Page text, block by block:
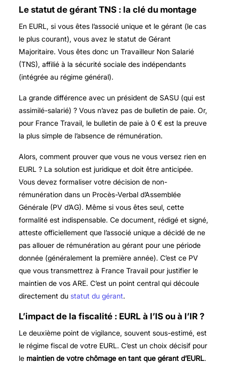
Le statut de gérant TNS : la clé du montage
En EURL, si vous êtes l’associé unique et le gérant (le cas
le plus courant), vous avez le statut de Gérant
Majoritaire. Vous êtes donc un Travailleur Non Salarié
(TNS), affilié à la sécurité sociale des indépendants
(intégrée au régime général).
La grande différence avec un président de SASU (qui est
assimilé-salarié) ? Vous n’avez pas de bulletin de paie. Or,
pour France Travail, le bulletin de paie à 0 € est la preuve
la plus simple de l’absence de rémunération.
Alors, comment prouver que vous ne vous versez rien en
EURL ? La solution est juridique et doit être anticipée.
Vous devez formaliser votre décision de non-
rémunération dans un Procès-Verbal d’Assemblée
Générale (PV d’AG). Même si vous êtes seul, cette
formalité est indispensable. Ce document, rédigé et signé,
atteste officiellement que l’associé unique a décidé de ne
pas allouer de rémunération au gérant pour une période
donnée (généralement la première année). C’est ce PV
que vous transmettrez à France Travail pour justifier le
maintien de vos ARE. C’est un point central qui découle
directement du statut du gérant.
L’impact de la fiscalité : EURL à l’IS ou à l’IR ?
Le deuxième point de vigilance, souvent sous-estimé, est
le régime fiscal de votre EURL. C’est un choix décisif pour
le maintien de votre chômage en tant que gérant d’EURL.